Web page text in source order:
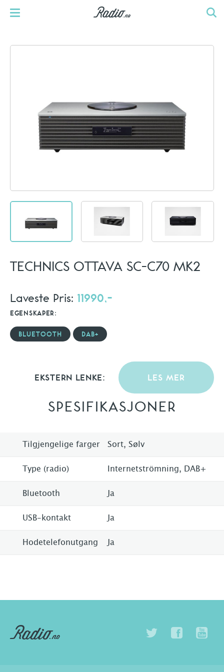
TECHNICS OTTAVA SC-C70 MK2
Laveste Pris: 11990,-
EGENSKAPER:
BLUETOOTH DAB+
EKSTERN LENKE: LES MER
SPESIFIKASJONER
Tilgjengelige farger Sort, Sølv
Type (radio) Internetströmning, DAB+
Bluetooth Ja
USB-kontakt Ja
Hodetelefonutgang Ja